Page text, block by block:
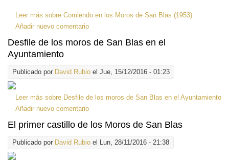
Leer más sobre Comiendo en los Moros de San Blas (1953)
Añadir nuevo comentario
Desfile de los moros de San Blas en el
Ayuntamiento
Publicado por David Rubio el Jue, 15/12/2016 - 01:23
Leer más sobre Desfile de los moros de San Blas en el Ayuntamiento
Añadir nuevo comentario
El primer castillo de los Moros de San Blas
Publicado por David Rubio el Lun, 28/11/2016 - 21:38